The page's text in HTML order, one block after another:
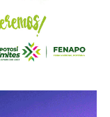
sanción de seis
una sanción